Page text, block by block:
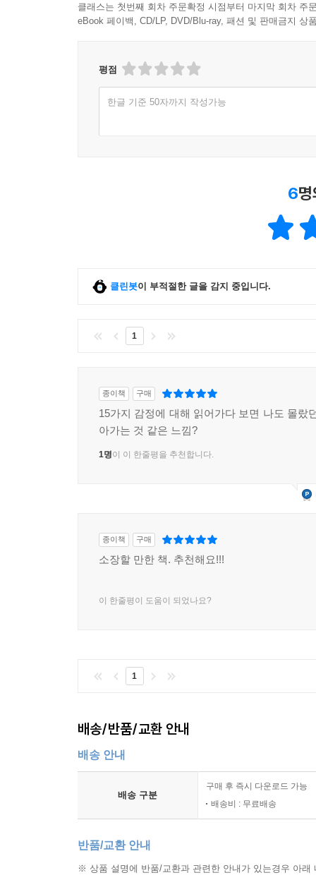
클래스는 첫번째 회차 주문확정 시점부터 마지막 회차 주
eBook 페이백, CD/LP, DVD/Blu-ray, 패션 및 판매금지 상
평점
한글 기준 50자까지 작성가능
6
클린봇이 부적절한 글을 감지 중입니다.
1
종이책 구매
15가지 감정에 대해 읽어가다 보면 나도 몰랐
아가는 것 같은 느낌?
1명이 이 한줄평을 추천합니다.
종이책 구매
소장할 만한 책. 추천해요!!!
이 한줄평이 도움이 되었나요?
1
배송/반품/교환 안내
배송 안내
배송 구분
구매 후 즉시 다운로드 가능
배송비 : 무료배송
반품/교환 안내
※ 상품 설명에 반품/교환과 관련한 안내가 있는경우 아